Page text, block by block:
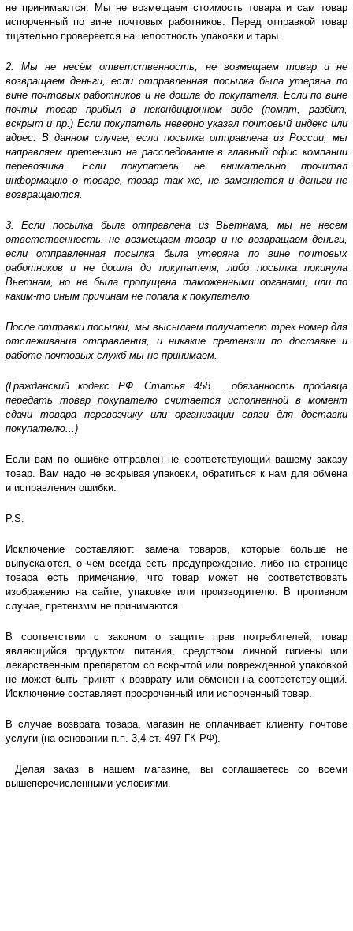
не принимаются. Мы не возмещаем стоимость товара и сам товар
испорченный по вине почтовых работников. Перед отправкой товар
тщательно проверяется на целостность упаковки и тары.
2. Мы не несём ответственность, не возмещаем товар и не
возвращаем деньги, если отправленная посылка была утеряна по
вине почтовых работников и не дошла до покупателя. Если по вине
почты товар прибыл в некондиционном виде (помят, разбит,
вскрыт и пр.) Если покупатель неверно указал почтовый индекс или
адрес. В данном случае, если посылка отправлена из России, мы
направляем претензию на расследование в главный офис компании
перевозчика. Если покупатель не внимательно прочитал
информацию о товаре, товар так же, не заменяется и деньги не
возвращаются.
3.Если посылка была отправлена из Вьетнама, мы не несём
ответственность, не возмещаем товар и не возвращаем деньги,
если отправленная посылка была утеряна по вине почтовых
работников и не дошла до покупателя, либо посылка покинула
Вьетнам, но не была пропущена таможенными органами, или по
каким-то иным причинам не попала к покупателю.
После отправки посылки, мы высылаем получателю трек номер для
отслеживания отправления, и никакие претензии по доставке и
работе почтовых служб мы не принимаем.
(Гражданский кодекс РФ. Статья 458. ...обязанность продавца
передать товар покупателю считается исполненной в момент
сдачи товара перевозчику или организации связи для доставки
покупателю...)
Если вам по ошибке отправлен не соответствующий вашему заказу
товар. Вам надо не вскрывая упаковки, обратиться к нам для обмена
и исправления ошибки.
P.S.
Исключение составляют: замена товаров, которые больше не
выпускаются, о чём всегда есть предупреждение, либо на странице
товара есть примечание, что товар может не соответствовать
изображению на сайте, упаковке или производителю. В противном
случае, претензмм не принимаются.
В соответствии с законом о защите прав потребителей, товар
являющийся продуктом питания, средством личной гигиены или
лекарственным препаратом со вскрытой или поврежденной упаковкой
не может быть принят к возврату или обменен на соответствующий.
Исключение составляет просроченный или испорченный товар.
В случае возврата товара, магазин не оплачивает клиенту почтове
услуги (на основании п.п. 3,4 ст. 497 ГК РФ).
Делая заказ в нашем магазине, вы соглашаетесь со всеми
вышеперечисленными условиями.